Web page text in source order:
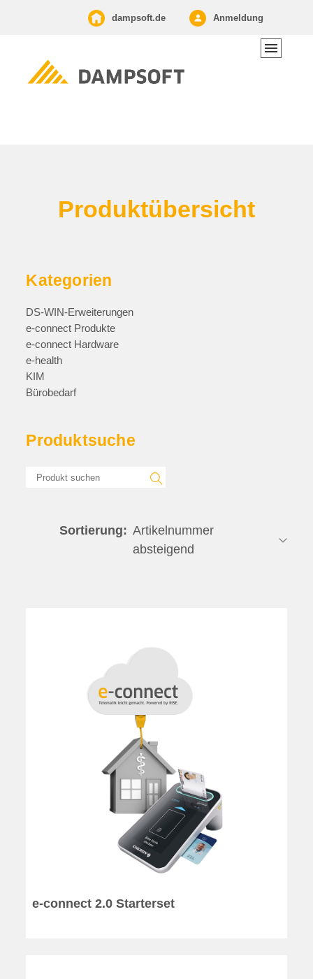
dampsoft.de Anmeldung
Produkt­übersicht
Kategorien
DS-WIN-Erweiterungen
e-connect Produkte
e-connect Hardware
e-health
KIM
Bürobedarf
Produktsuche
Sortierung:
e-connect 2.0 Starterset